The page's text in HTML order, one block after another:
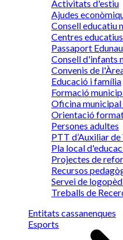
Activitats d'estiu
Ajudes
Consell educatiu
Centres educatius
Passaport
Consell d'infants
Convenis de
Educació i família
Formació
Oficina municipal
Orientació
Persones adultes
PTT d’Auxiliar
Pla local
Projectes de
Recursos
Servei de
Treballs de
Entitats cassanenques
Esports